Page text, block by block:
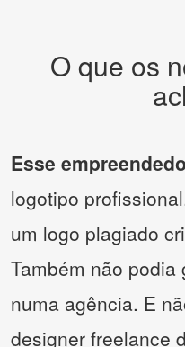
O que os
Esse
logotipo
um logo plagiado
Também não
numa agência. E
designer freelance